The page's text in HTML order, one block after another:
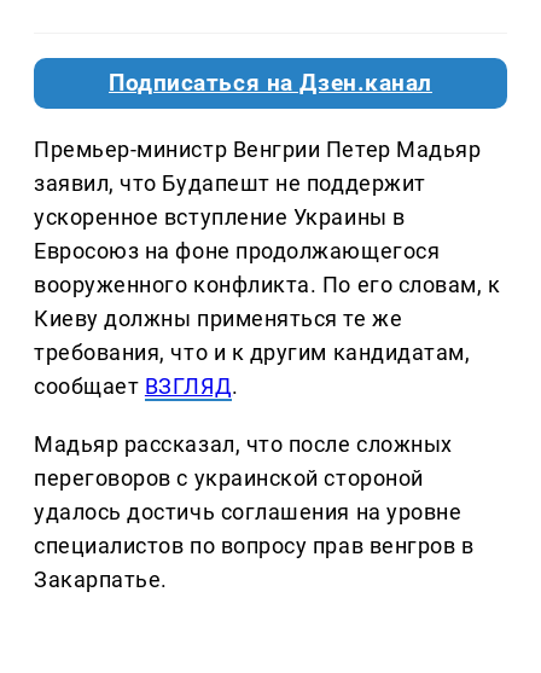
Подписаться на Дзен.канал
Премьер-министр Венгрии Петер Мадьяр
заявил, что Будапешт не поддержит
ускоренное вступление Украины в
Евросоюз на фоне продолжающегося
вооруженного конфликта. По его словам, к
Киеву должны применяться те же
требования, что и к другим кандидатам,
сообщает ВЗГЛЯД.
Мадьяр рассказал, что после сложных
переговоров с украинской стороной
удалось достичь соглашения на уровне
специалистов по вопросу прав венгров в
Закарпатье.